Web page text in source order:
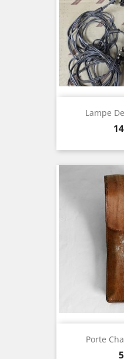
Lampe
Porte